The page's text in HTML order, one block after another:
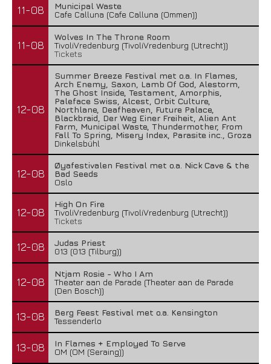
11-08
Municipal Waste
Cafe Calluna (Cafe Calluna (Ommen))
11-08
Wolves In The Throne Room
TivoliVredenburg (TivoliVredenburg (Utrecht))
Tickets
12-08
Summer Breeze Festival met o.a. In Flames,
Arch Enemy, Saxon, Lamb Of God, Alestorm,
The Ghost Inside, Testament, Amorphis,
Paleface Swiss, Alcest, Orbit Culture,
Northlane, Deafheaven, Future Palace,
Blackbraid, Der Weg Einer Freiheit, Alien Ant
Farm, Municipal Waste, Thundermother, From
Fall To Spring, Misery Index, Parasite inc., Groza
Dinkelsbühl
12-08
Øyafestivalen Festival met o.a. Nick Cave & the
Bad Seeds
Oslo
12-08
High On Fire
TivoliVredenburg (TivoliVredenburg (Utrecht))
Tickets
12-08
Judas Priest
013 (013 (Tilburg))
12-08
Ntjam Rosie - Who I Am
Theater aan de Parade (Theater aan de Parade
(Den Bosch))
13-08
Berg Feest Festival met o.a. Kensington
Tessenderlo
13-08
In Flames + Employed To Serve
OM (OM (Seraing))